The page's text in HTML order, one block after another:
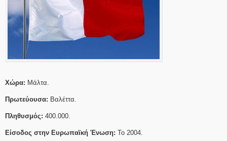
Χώρα: Μάλτα.
Πρωτεύουσα: Βαλέττα.
Πληθυσμός: 400.000.
Είσοδος στην Ευρωπαϊκή Ένωση: Το 2004.